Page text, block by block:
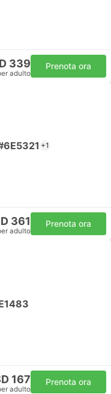
339
adulto
Prenota ora
+1
361
adulto
Prenota ora
167
adulto
Prenota ora